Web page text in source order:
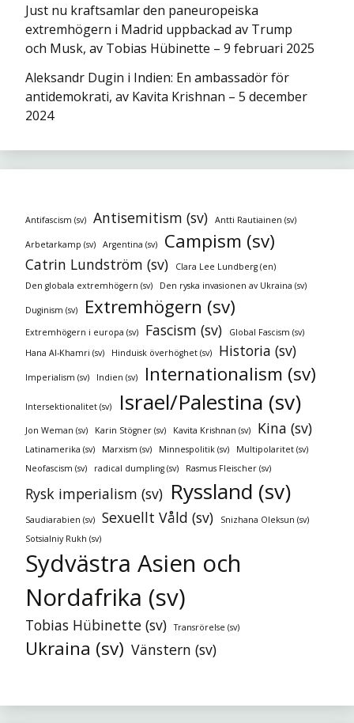
Just nu kraftsamlar den paneuropeiska
extremhögern i Madrid uppbackad av Trump
och Musk, av Tobias Hübinette – 9 februari 2025
Aleksandr Dugin i Indien: En ambassadör för
antidemokrati, av Kavita Krishnan – 5 december
2024
Antifascism (sv) Antisemitism (sv) Antti Rautiainen (sv)
Arbetarkamp (sv) Argentina (sv) Campism (sv)
Catrin Lundström (sv)
Clara Lee Lundberg (en)
Den globala extremhögern (sv)
Den ryska invasionen av Ukraina (sv)
Duginism (sv) Extremhögern (sv)
Extremhögern i europa (sv) Fascism (sv)
Global Fascism (sv)
Hana Al-Khamri (sv)
Hinduisk överhöghet (sv) Historia (sv)
Imperialism (sv) Indien (sv) Internationalism (sv)
Intersektionalitet (sv) Israel/Palestina (sv)
Jon Weman (sv) Karin Stögner (sv) Kavita Krishnan (sv) Kina (sv)
Latinamerika (sv) Marxism (sv) Minnespolitik (sv)
Multipolaritet (sv)
Neofascism (sv)
radical dumpling (sv) Rasmus Fleischer (sv)
Rysk imperialism (sv) Ryssland (sv)
Saudiarabien (sv) Sexuellt Våld (sv)
Snizhana Oleksun (sv)
Sotsialniy Rukh (sv)
Sydvästra Asien och
Nordafrika (sv)
Tobias Hübinette (sv) Transrörelse (sv)
Ukraina (sv) Vänstern (sv)